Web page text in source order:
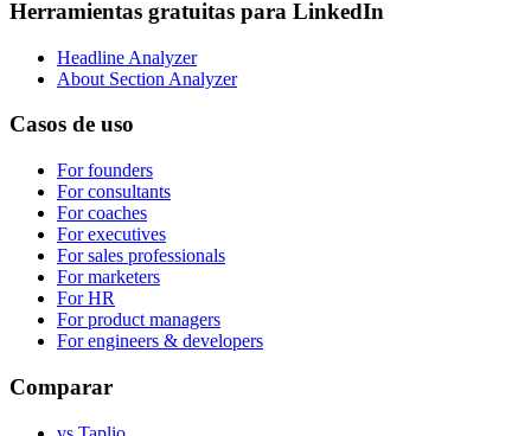
Herramientas gratuitas para LinkedIn
Headline Analyzer
About Section Analyzer
Casos de uso
For founders
For consultants
For coaches
For executives
For sales professionals
For marketers
For HR
For product managers
For engineers & developers
Comparar